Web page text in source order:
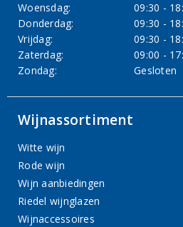
Woensdag:
09:30 -
Donderdag:
09:30 -
Vrijdag:
09:30 -
Zaterdag:
09:00 -
Zondag:
Gesloten
Wijnassortiment
Witte wijn
Rode wijn
Wijn aanbiedingen
Riedel wijnglazen
Wijnaccessoires